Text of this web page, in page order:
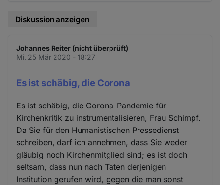
Diskussion anzeigen
Johannes Reiter (nicht überprüft)
Mi. 25 Mär 2020 - 18:27
Es ist schäbig, die Corona
Es ist schäbig, die Corona-Pandemie für
Kirchenkritik zu instrumentalisieren, Frau Schimpf.
Da Sie für den Humanistischen Pressedienst
schreiben, darf ich annehmen, dass Sie weder
gläubig noch Kirchenmitglied sind; es ist doch
seltsam, dass nun nach Taten derjenigen
Institution gerufen wird, gegen die man sonst